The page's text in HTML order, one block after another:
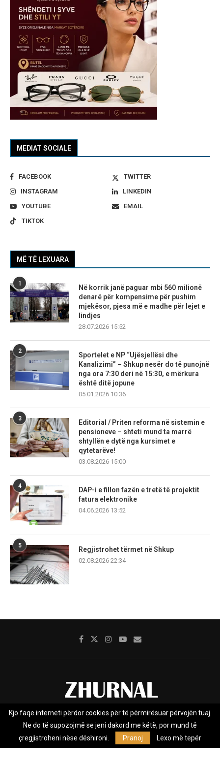
MEDIAT SOCIALE
FACEBOOK
TWITTER
INSTAGRAM
LINKEDIN
YOUTUBE
EMAIL
TIKTOK
MË TË LEXUARA
1
Në korrik janë paguar mbi 560 milionë
denarë për kompensime për pushim
mjekësor, pjesa më e madhe për lejet e
lindjes
28.07.2026 15:52
2
Sportelet e NP “Ujësjellësi dhe
Kanalizimi” – Shkup nesër do të punojnë
nga ora 7:30 deri në 15:30, e mërkura
është ditë jopune
05.01.2026 10:36
3
Editorial / Priten reforma në sistemin e
pensioneve – shteti mund ta marrë
shtyllën e dytë nga kursimet e
qytetarëve!
03.08.2026 15:00
4
DAP-i e fillon fazën e tretë të projektit
fatura elektronike
04.06.2026 13:52
5
Regjistrohet tërmet në Shkup
02.08.2026 22:34
Rreth nesh Impresumi Marketing
Privacy Policy
Zhurnal.mk është Agjenci e Lajmeve e pavarur, e themeluar në vitin
Kjo faqe interneti përdor cookies për të përmirësuar përvojën tuaj.
Ne do të supozojmë se jeni dakord me këtë, por mund të
çregjistroheni nëse dëshironi.
Pranoj Lexo më tepër